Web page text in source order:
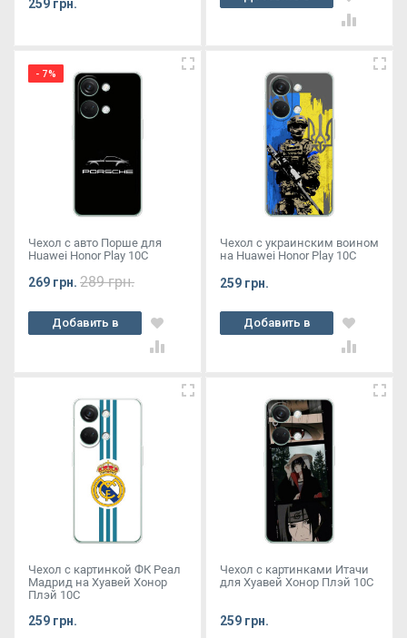
259 грн.
корзину
- 7%
Чехол с авто Порше для
Huawei Honor Play 10C
269 грн. 289 грн.
Добавить в
корзину
Чехол с украинским воином
на Huawei Honor Play 10C
259 грн.
Добавить в
корзину
Чехол с картинкой ФК Реал
Мадрид на Хуавей Хонор
Плэй 10С
259 грн.
Чехол с картинками Итачи
для Хуавей Хонор Плэй 10С
259 грн.